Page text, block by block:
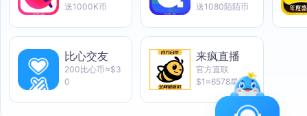
送1000K币
送1080陌陌币
比心交友
200比心币≈$3
0
来疯直播
官方直联
$1≈6578星币